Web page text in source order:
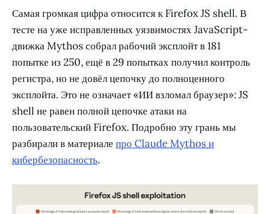
Самая громкая цифра относится к Firefox JS shell. В
тесте на уже исправленных уязвимостях JavaScript-
движка Mythos собрал рабочий эксплойт в 181
попытке из 250, ещё в 29 попытках получил контроль
регистра, но не довёл цепочку до полноценного
эксплойта. Это не означает «ИИ взломал браузер»: JS
shell не равен полной цепочке атаки на
пользовательский Firefox. Подробно эту грань мы
разбирали в материале про Claude Mythos и
кибербезопасность.